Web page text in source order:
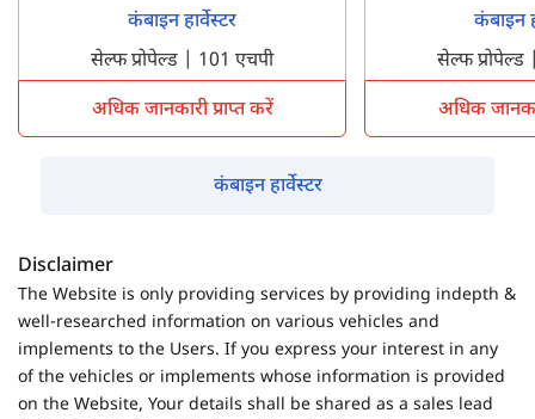
कंबाइन हार्वेस्टर
सेल्फ प्रोपेल्ड | 101 एचपी
अधिक जानकारी प्राप्त करें
कंबाइन
सेल्फ
अधिक
कंबाइन हार्वेस्टर
Disclaimer
The Website is only providing services by providing indepth &
well-researched information on various vehicles and
implements to the Users. If you express your interest in any
of the vehicles or implements whose information is provided
on the Website, Your details shall be shared as a sales lead